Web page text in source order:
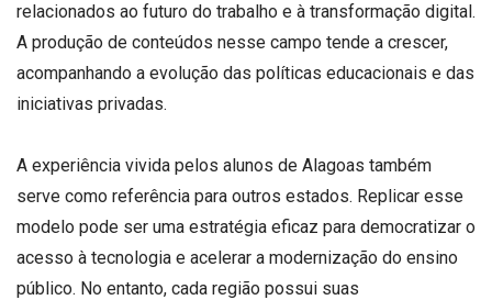
relacionados ao futuro do trabalho e à transformação digital.
A produção de conteúdos nesse campo tende a crescer,
acompanhando a evolução das políticas educacionais e das
iniciativas privadas.
A experiência vivida pelos alunos de Alagoas também
serve como referência para outros estados. Replicar esse
modelo pode ser uma estratégia eficaz para democratizar o
acesso à tecnologia e acelerar a modernização do ensino
público. No entanto, cada região possui suas